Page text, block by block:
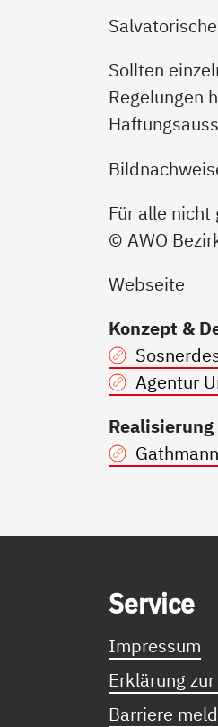
Sollten
Regelungen
Für alle
© AWO
Webseite
Konzept &
Agentur
Realisierung
Ser­vice
Impressum
Erklärung
Barriere